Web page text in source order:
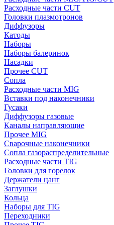
Расходные части CUT
Головки плазмотронов
Диффузоры
Катоды
Наборы
Наборы балеринок
Насадки
Прочее CUT
Сопла
Расходные части MIG
Вставки под наконечники
Гусаки
Диффузоры газовые
Каналы направляющие
Прочее MIG
Сварочные наконечники
Сопла газораспределительные
Расходные части TIG
Головки для горелок
Держатели цанг
Заглушки
Кольца
Наборы для TIG
Переходники